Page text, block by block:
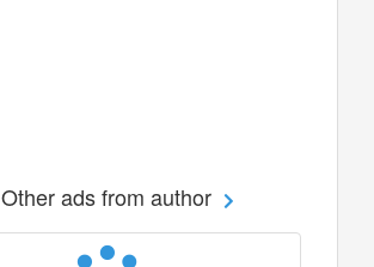
Other ads from author